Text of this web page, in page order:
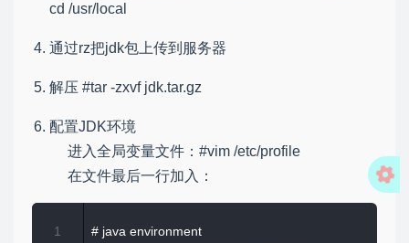
cd /usr/local
通过rz把jdk包上传到服务器
解压 #tar -zxvf jdk.tar.gz
配置JDK环境
进入全局变量文件：#vim /etc/profile
在文件最后一行加入：
# java environment
1